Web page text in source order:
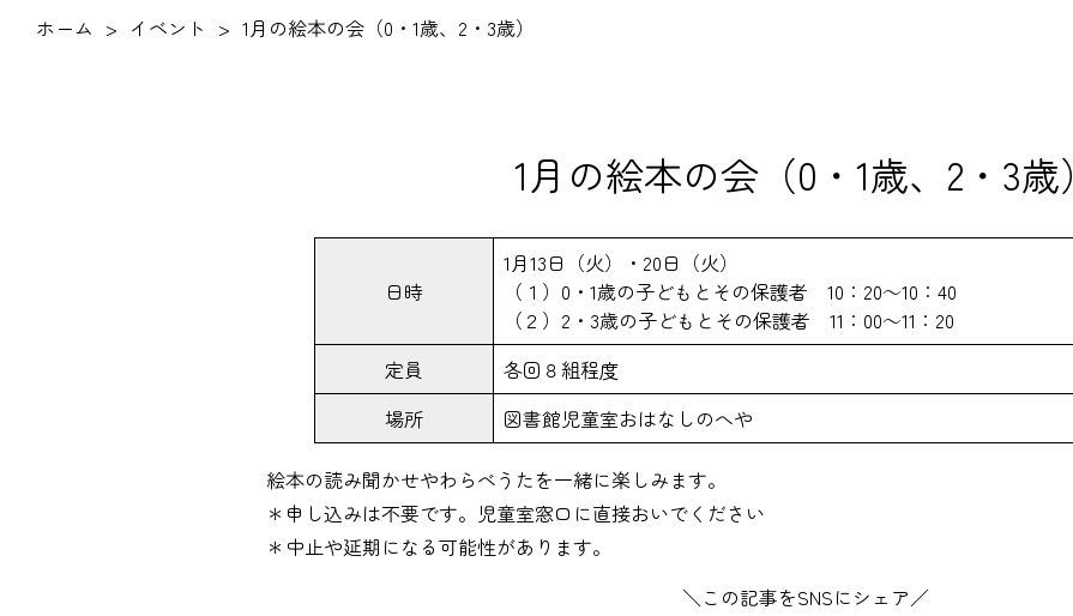
ホーム イベント 1月の絵本の会（0・1歳、2・3歳）
1月の絵本の会（0・1歳、2・3歳）
日時
1月13日（火）・20日（火）
（１）0・1歳の子どもとその保護者 10：20～10：40
（２）2・3歳の子どもとその保護者 11：00～11：20
定員
各回８組程度
場所
図書館児童室おはなしのへや
絵本の読み聞かせやわらべうたを一緒に楽しみます。
＊申し込みは不要です。児童室窓口に直接おいでください
＊中止や延期になる可能性があります。
＼この記事をSNSにシェア／